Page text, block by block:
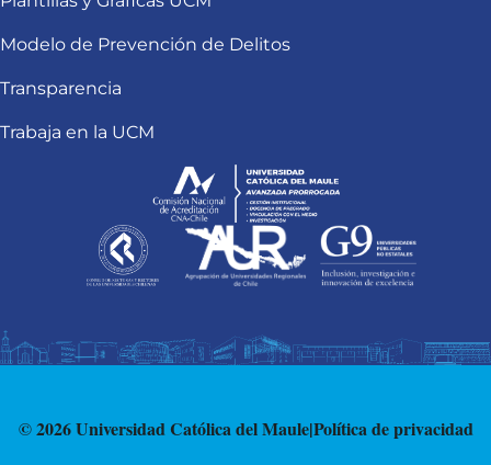
Modelo de Prevención de Delitos
Transparencia
Trabaja en la UCM
© 2026 Universidad Católica del Maule|Política de privacidad